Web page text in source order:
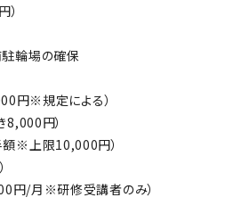
駐輪場の確保
円※規定による）
8,000円）
額※上限10,000円）
円/月※研修受講者のみ）